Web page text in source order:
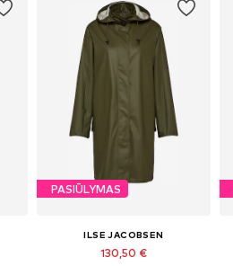
PASIŪLYMAS
ILSE JACOBSEN
130,50 €